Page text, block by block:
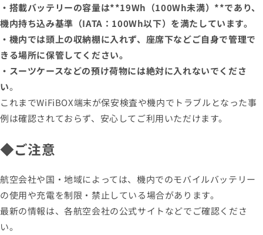
・搭載バッテリーの容量は**19Wh（100Wh未満）**であり、
機内持ち込み基準（IATA：100Wh以下）を満たしています。
・機内では頭上の収納棚に入れず、座席下などご自身で管理で
きる場所に保管してください。
・スーツケースなどの預け荷物には絶対に入れないでくださ
い。
これまでWiFiBOX端末が保安検査や機内でトラブルとなった事
例は確認されておらず、安心してご利用いただけます。
◆ご注意
航空会社や国・地域によっては、機内でのモバイルバッテリー
の使用や充電を制限・禁止している場合があります。
最新の情報は、各航空会社の公式サイトなどでご確認くださ
い。